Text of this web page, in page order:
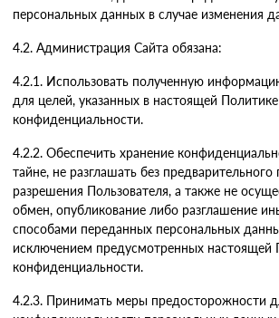
персональных данных в случае изменения
4.2. Администрация Сайта обязана:
4.2.1. Использовать полученную
для целей, указанных в настоящей Политике
конфиденциальности.
4.2.2. Обеспечить хранение
тайне, не разглашать без
разрешения Пользователя, а также не
обмен, опубликование либо разглашение
способами переданных персональных
исключением предусмотренных настоящей
конфиденциальности.
4.2.3. Принимать меры предосторожности